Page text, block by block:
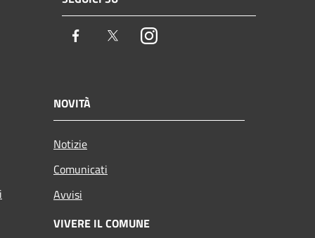
Facebook TwitterInstagram
NOVITÀ
Notizie
Comunicati
Avvisi
VIVERE IL COMUNE